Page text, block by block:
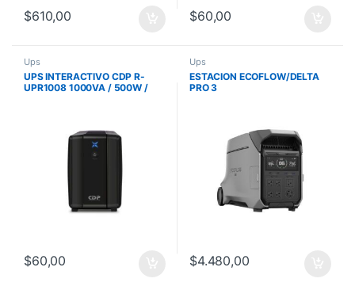
$610,00 $60,00
Ups
UPS INTERACTIVO CDP R-
UPR1008 1000VA / 500W /
$60,00
Ups
ESTACION ECOFLOW/DELTA
PRO 3
$4.480,00